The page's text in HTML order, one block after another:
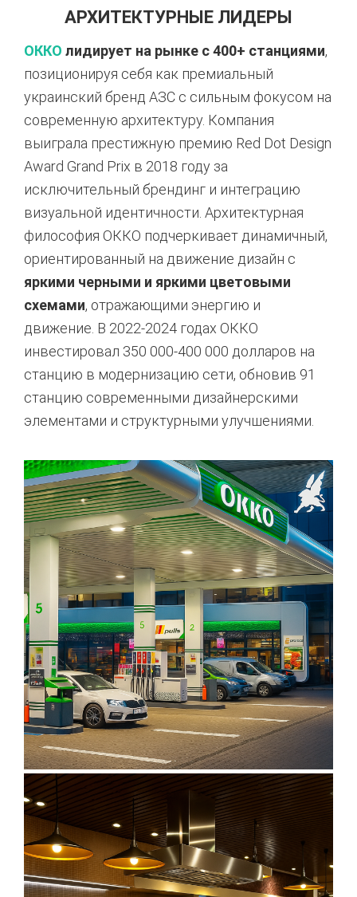
АРХИТЕКТУРНЫЕ ЛИДЕРЫ
ОККО лидирует на рынке с 400+ станциями,
позиционируя себя как премиальный
украинский бренд АЗС с сильным фокусом на
современную архитектуру. Компания
выиграла престижную премию Red Dot Design
Award Grand Prix в 2018 году за
исключительный брендинг и интеграцию
визуальной идентичности. Архитектурная
философия ОККО подчеркивает динамичный,
ориентированный на движение дизайн с
яркими черными и яркими цветовыми
схемами, отражающими энергию и
движение. В 2022-2024 годах ОККО
инвестировал 350 000-400 000 долларов на
станцию в модернизацию сети, обновив 91
станцию современными дизайнерскими
элементами и структурными улучшениями.